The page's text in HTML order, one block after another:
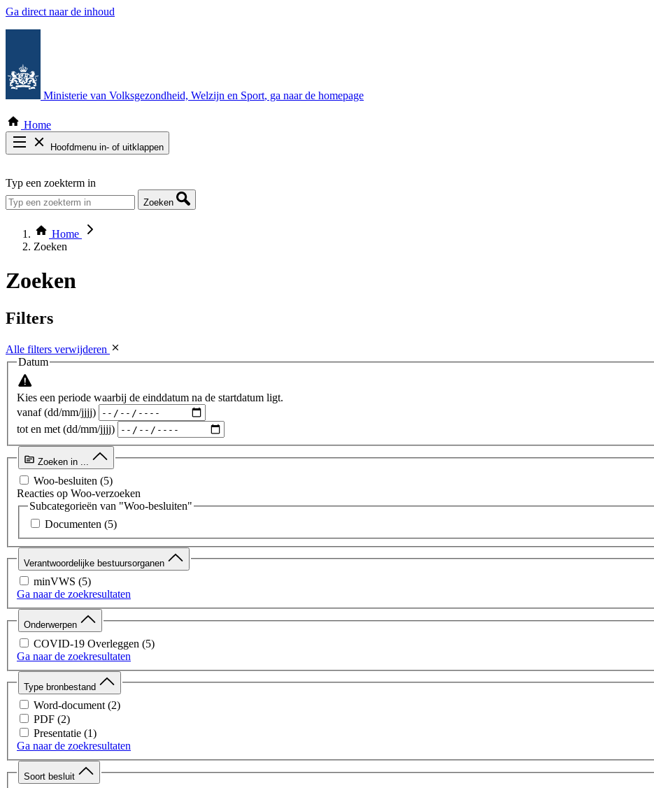
Ga direct naar de inhoud
Ministerie van Volksgezondheid, Welzijn en Sport, ga naar de homepage
Home
Hoofdmenu in- of uitklappen
Thema COVID-19
Bekijk per bestuursorgaan
Typ een zoekterm in
Zoeken
Home
Zoeken
Zoeken
Filters
Alle filters verwijderen
Datum
Kies een periode waarbij de einddatum na de startdatum ligt.
vanaf (dd/mm/jjjj)
tot en met (dd/mm/jjjj)
Zoeken in ...
Woo-besluiten (5)
Reacties op Woo-verzoeken
Subcategorieën van "Woo-besluiten"
Documenten (5)
Verantwoordelijke bestuursorganen
minVWS (5)
Ga naar de zoekresultaten
Onderwerpen
COVID-19 Overleggen (5)
Ga naar de zoekresultaten
Type bronbestand
Word-document (2)
PDF (2)
Presentatie (1)
Ga naar de zoekresultaten
Soort besluit